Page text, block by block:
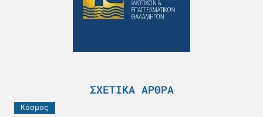
ΣΧΕΤΙΚΆ ΆΡΘΡΑ
Κόσμος